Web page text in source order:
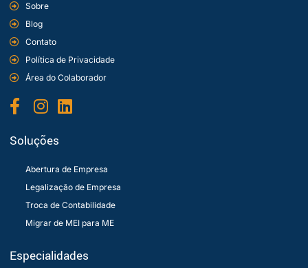
Sobre
Blog
Contato
Política de Privacidade
Área do Colaborador
Soluções
Abertura de Empresa
Legalização de Empresa
Troca de Contabilidade
Migrar de MEI para ME
Especialidades